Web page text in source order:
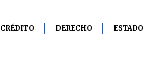
CRÉDITO DERECHO ESTADO